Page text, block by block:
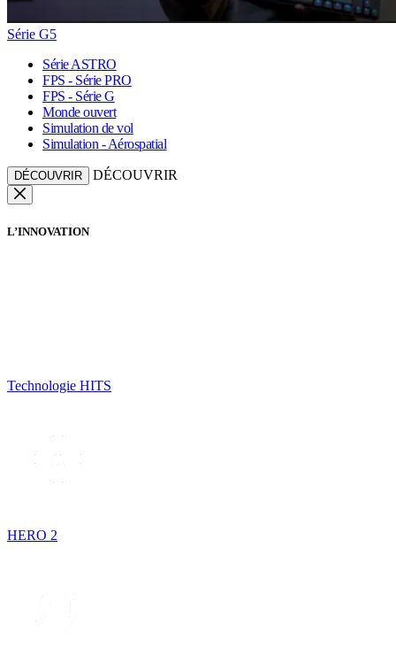
Série G5
Série ASTRO
FPS - Série PRO
FPS - Série G
Monde ouvert
Simulation de vol
Simulation - Aérospatial
DÉCOUVRIR DÉCOUVRIR
L’INNOVATION
Technologie HITS
HERO 2